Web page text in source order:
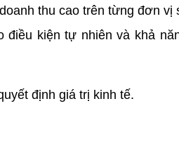
thu cao trên từng đơn vị
điều kiện tự nhiên và khả
định giá trị kinh tế.